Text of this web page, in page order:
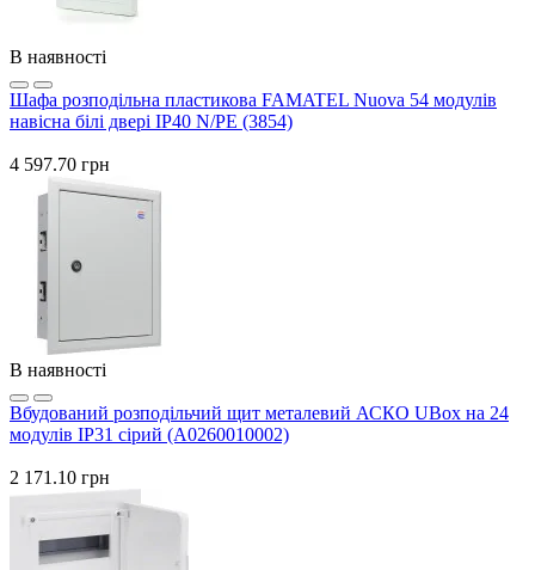
В наявності
Шафа розподільна пластикова FAMATEL Nuova 54 модулів
навісна білі двері IP40 N/PE (3854)
4 597.70 грн
В наявності
Вбудований розподільчий щит металевий АСКО UBox на 24
модулів IP31 сірий (A0260010002)
2 171.10 грн